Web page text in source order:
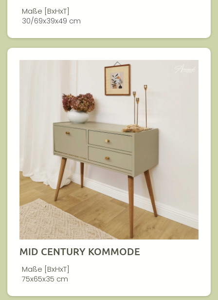
Maße [BxHxT]
30/69x39x49 cm
MID CENTURY KOMMODE
Maße [BxHxT]
75x65x35 cm